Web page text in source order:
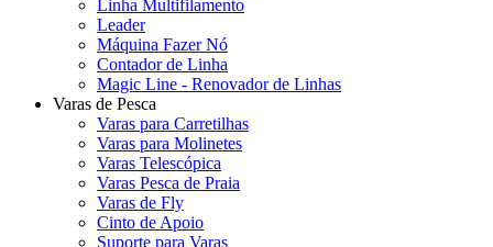
Linha Multifilamento
Leader
Máquina Fazer Nó
Contador de Linha
Magic Line - Renovador de Linhas
Varas de Pesca
Varas para Carretilhas
Varas para Molinetes
Varas Telescópica
Varas Pesca de Praia
Varas de Fly
Cinto de Apoio
Suporte para Varas